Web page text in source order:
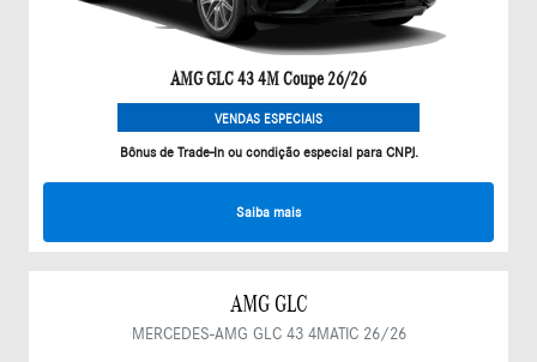
AMG GLC 43 4M Coupe 26/26
VENDAS ESPECIAIS
Bônus de Trade-In ou condição especial para CNPJ.
Saiba mais
AMG GLC
MERCEDES-AMG GLC 43 4MATIC 26/26